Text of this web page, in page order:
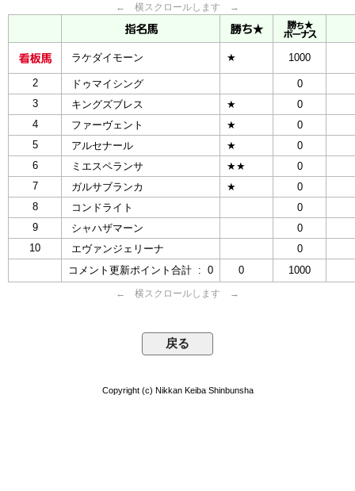
← 横スクロールします →
ラケダイモーン ★ 1000
2 ドゥマイシング
0
3
キングズブレス ★
0
4
ファーヴェント ★
0
5
アルセナール ★
0
6
ミエスペランサ ★★
0
7
ガルサブランカ ★
0
8
コンドライト
0
9
シャハザマーン
0
10
エヴァンジェリーナ
0
コメント更新ポイント合計 : 0
0 1000
← 横スクロールします →
Copyright (c) Nikkan Keiba Shinbunsha